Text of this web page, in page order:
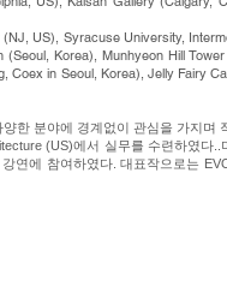
US), Syracuse University,
Korea), Munhyeon Hill
Coex in Seoul, Korea), Jelly Fairy
한 분야에 경계없이 관심을 가지며
(US)에서 실무를 수련하였다..
연에 참여하였다. 대표작으로는